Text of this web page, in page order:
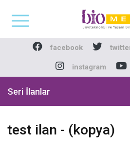
Biomedya -
facebook
instagram
Seri İlanlar
test ilan - (kopya)